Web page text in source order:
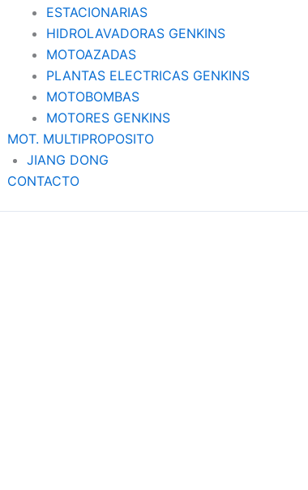
ESTACIONARIAS
HIDROLAVADORAS GENKINS
MOTOAZADAS
PLANTAS ELECTRICAS GENKINS
MOTOBOMBAS
MOTORES GENKINS
MOT. MULTIPROPOSITO
JIANG DONG
CONTACTO